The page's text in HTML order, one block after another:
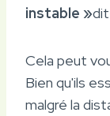
instable »
Cela peut
Bien qu'ils
malgré la